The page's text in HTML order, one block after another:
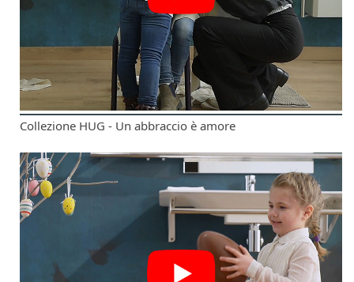
Collezione HUG - Un abbraccio è amore